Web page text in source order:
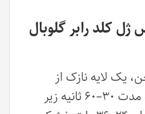
کلد رابر گلوبال
یک لایه نازک از
بیس‌کات را بزنید و به مدت ۳۰–۶۰ ثانیه زیر